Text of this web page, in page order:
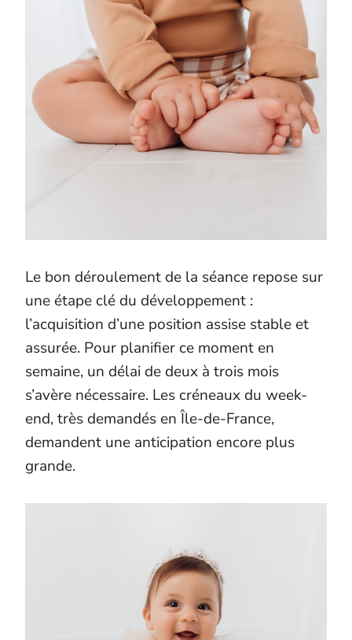
Le bon déroulement de la séance repose sur
une étape clé du développement :
l’acquisition d’une position assise stable et
assurée. Pour planifier ce moment en
semaine, un délai de deux à trois mois
s’avère nécessaire. Les créneaux du week-
end, très demandés en Île-de-France,
demandent une anticipation encore plus
grande.